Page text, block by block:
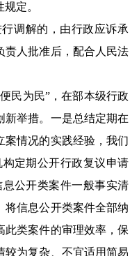
定。
调解的，由行政应诉承
责人批准后，配合人民法
为民”，在部本级行政
新举措。一是总结定期在
案情况的实践经验，我们
定期公开行政复议申请
公开类案件一般事实清
将信息公开类案件全部纳
此类案件的审理效率，保
较为复杂、不宜适用简易